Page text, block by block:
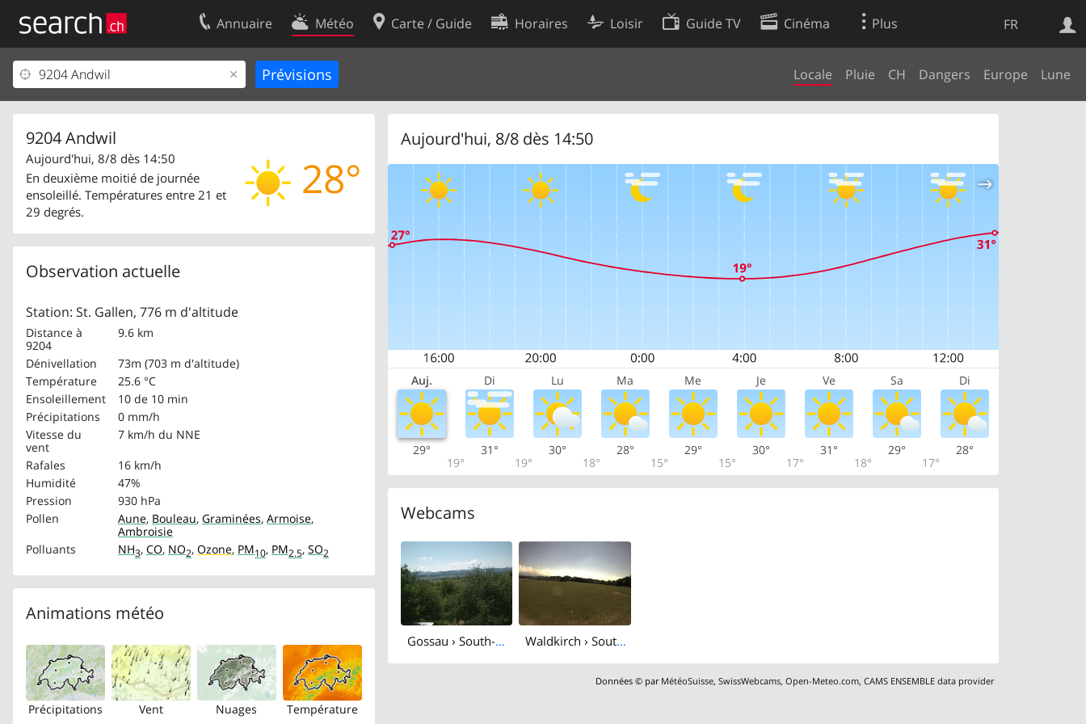
FR
Annuaire Météo Carte / Guide Horaires Loisir Guide TV Cinéma Plus
Locale Pluie CH Dangers Europe Lune
9204 Andwil
28°
Aujourd'hui, 8/8 dès 14:50
En deuxième moitié de journée
ensoleillé. Températures entre 21 et
29 degrés.
Observation actuelle
Station: St. Gallen, 776 m d'altitude
Distance à
9204
9.6 km
Dénivellation
73m (703 m d'altitude)
Température
25.6 °C
Ensoleillement
10 de 10 min
Précipitations
0 mm/h
Vitesse du
vent
7 km/h du NNE
Rafales
16 km/h
Humidité
47%
Pression
930 hPa
Pollen
Aune, Bouleau, Graminées, Armoise,
Ambroisie
Polluants
NH3, CO, NO2, Ozone, PM10, PM2.5, SO2
Animations météo
Précipitations Vent Nuages Température
Aujourd'hui, 8/8 dès 14:50
Auj. Di Lu Ma Me Je Ve Sa Di
29°
19°
31°
19°
30°
18°
28°
15°
29°
15°
30°
17°
31°
18°
29°
17°
28°
Webcams
Gossau › South-west: Air Ballonteam Stefan Zeberli GmbH Waldkirch › South: Ebnet 735 - Oberwaldstrasse
Données © par MétéoSuisse,SwissWebcams,Open-Meteo.com,CAMS ENSEMBLE data provider
Web
Votre inscription
Centre clients
Mentions Légales
Contact
Conditions d’utilisation
Préférences de cookies